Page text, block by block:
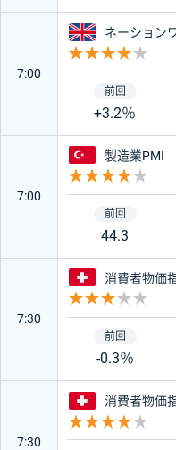
7:00
イギリス
ネーション
+3.2％
7:00
トルコ
製造業PMI
44.3
7:30
スイス
消費者物価
-0.3％
7:30
スイス
消費者物価